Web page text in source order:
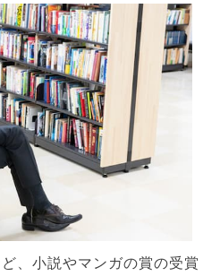
、小説やマンガの賞の受賞